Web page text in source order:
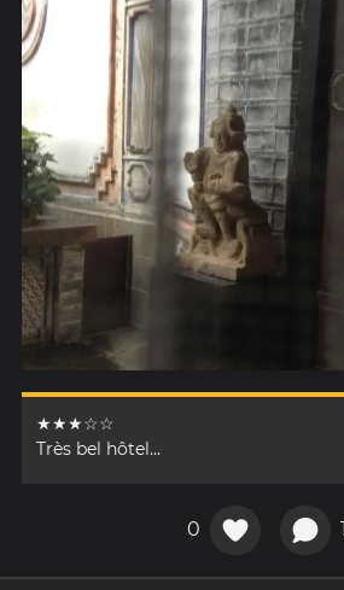
★★★☆☆
Très bel hôtel...
0 1